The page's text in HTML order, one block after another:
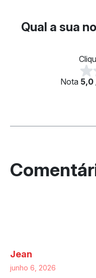
Qual a sua
Nota 5,0
Jean
junho 6, 2026